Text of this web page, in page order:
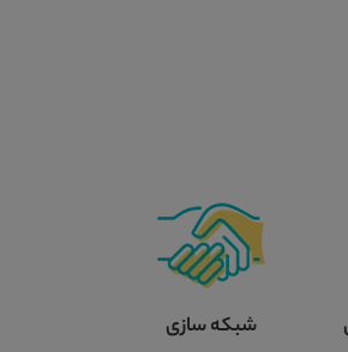
شبکه سازی